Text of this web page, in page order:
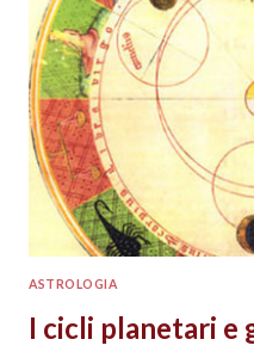
ASTROLOGIA
I cicli planetari e